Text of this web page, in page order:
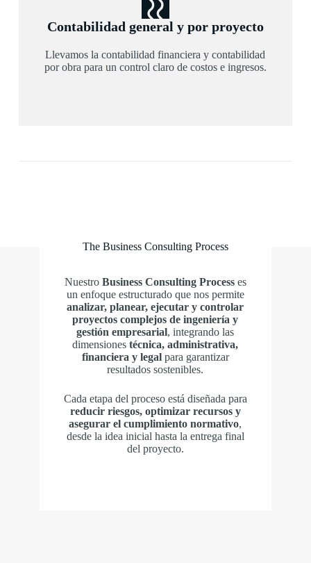
Contabilidad general y por proyecto
Llevamos la contabilidad financiera y contabilidad
por obra para un control claro de costos e ingresos.
The Business Consulting Process
Nuestro Business Consulting Processes
un enfoque estructurado que nos permite
analizar, planear, ejecutar y controlar
proyectos complejos de ingeniería y
gestión empresarial, integrando las
dimensionestécnica, administrativa,
financiera y legalpara garantizar
resultados sostenibles.
Cada etapa del proceso está diseñada para
reducir riesgos, optimizar recursos y
asegurar el cumplimiento normativo,
desde la idea inicial hasta la entrega final
del proyecto.